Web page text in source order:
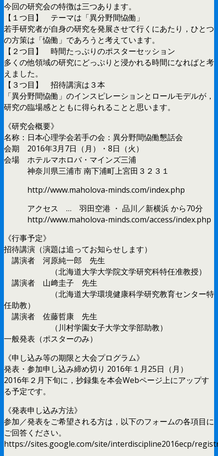
今回の研究会の特徴は三つあります。
【１つ目】 テーマは「異分野間恊働」
若手研究者が自身の研究を発展させて行くにあたり，ひとつ
の方策は「恊働」であろうと考えています。
【２つ目】 時間たっぷりのポスターセッション
多くの他領域の研究にどっぷりと浸かれる時間になればと考
えました。
【３つ目】 招待講演は３本
「異分野間恊働」のインスピレーションとロールモデルが，
研究の臨場感とともに得られることと思います。
《研究会概要》
名称：日本心理学会若手の会：異分野間恊働懇話会
会期 2016年3月7日（月）・8日（火）
会場 ホテルマホロバ・マインズ三浦
神奈川県三浦市 南下浦町上宮田３２３１
http://www.maholova-minds.com/index.php
アクセス … 羽田空港 ・ 品川／新横浜 から70分
http://www.maholova-minds.com/access/index.php
《行事予定》
招待講演（演題は追ってお知らせします）
講演者 河原純一郎 先生
（北海道大学大学院文学研究科特任准教授）
講演者 山﨑圭子 先生
（北海道大学環境健康科学研究教育センター特
任助教）
講演者 佐藤哲康 先生
（川村学園女子大学文学部助教）
一般発表（ポスターのみ）
《申し込み等の期限と大会プログラム》
発表・参加申し込み締め切り 2016年１月25日（月）
2016年２月下旬に，抄録集を本会Webページ上にアップす
る予定です。
《発表申し込み方法》
参加／発表をご希望される方は，以下のフォームの各項目に
ご回答ください。
https://sites.google.com/site/interdiscipline2016ecp/